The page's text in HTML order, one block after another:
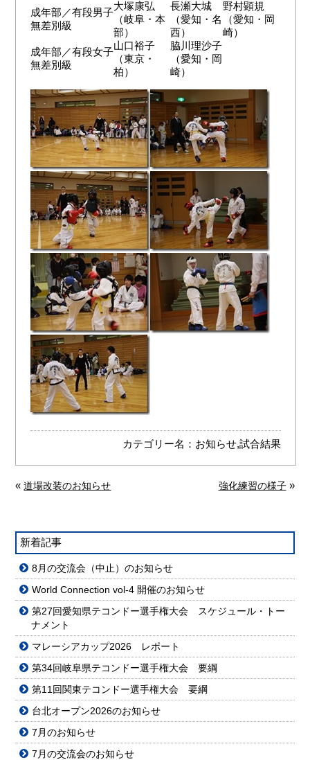
成年部／有段男子
無差別級
大塚康弘
（岐阜・本
部）
長瀬大城
（愛知・名
西）
野村顕規
（愛知・岡
崎）
成年部／有段女子
無差別級
山口裕子
（東京・
柏）
脇川理沙子
（愛知・岡
崎）
カテゴリー名： お知らせ,試合結果
«道場改装のお知らせ 強化練習の様子»
新着記事
8月の交流会（中止）のお知らせ
World Connection vol-4 開催のお知らせ
第27回愛知県テコンドー選手権大会 スケジュール・トー
ナメント
マレーシアカップ2026 レポート
第34回岐阜県テコンドー選手権大会 要綱
第11回関東テコンドー選手権大会 要綱
台北オープン2026のお知らせ
7月のお知らせ
7月の交流会のお知らせ